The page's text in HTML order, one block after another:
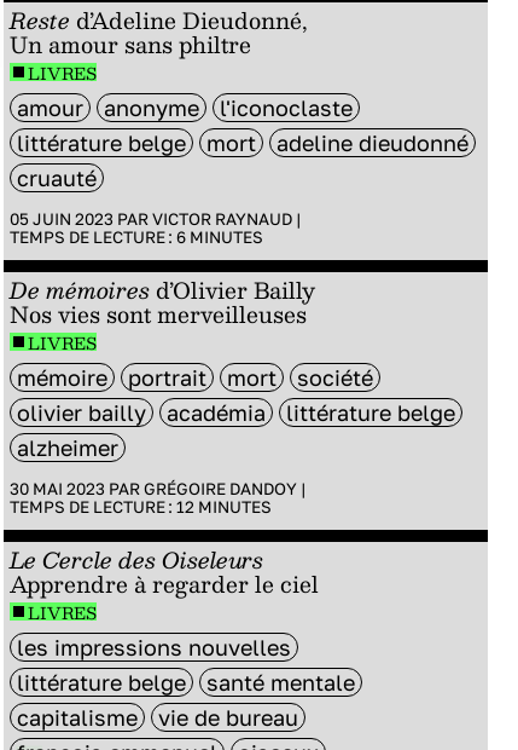
Reste d’Adeline Dieudonné,
Un amour sans philtre
LIVRES
amour anonyme
l'iconoclaste
littérature belge
mort
adeline dieudonné
cruauté
05 JUIN 2023 PARVICTOR RAYNAUD|
TEMPS DE LECTURE : 6MINUTES
De mémoiresd’Olivier Bailly
Nos vies sont merveilleuses
LIVRES
mémoire portrait mort
société
olivier bailly
académia
littérature belge
alzheimer
30 MAI 2023 PARGRÉGOIRE DANDOY|
TEMPS DE LECTURE : 12 MINUTES
Le Cercle des Oiseleurs
Apprendre à regarder le ciel
LIVRES
les impressions nouvelles
littérature belge
santé mentale
capitalisme
vie de bureau